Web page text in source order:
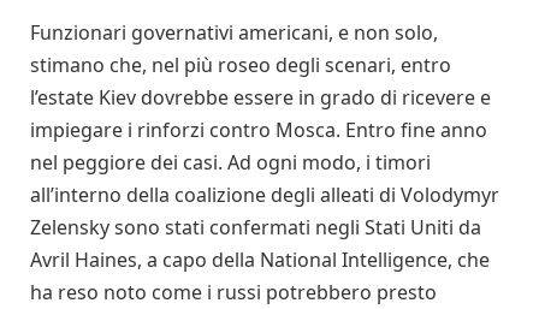
Funzionari governativi americani, e non solo,
stimano che, nel più roseo degli scenari, entro
l’estate Kiev dovrebbe essere in grado di ricevere e
impiegare i rinforzi contro Mosca. Entro fine anno
nel peggiore dei casi. Ad ogni modo, i timori
all’interno della coalizione degli alleati di Volodymyr
Zelensky sono stati confermati negli Stati Uniti da
Avril Haines, a capo della National Intelligence, che
ha reso noto come i russi potrebbero presto